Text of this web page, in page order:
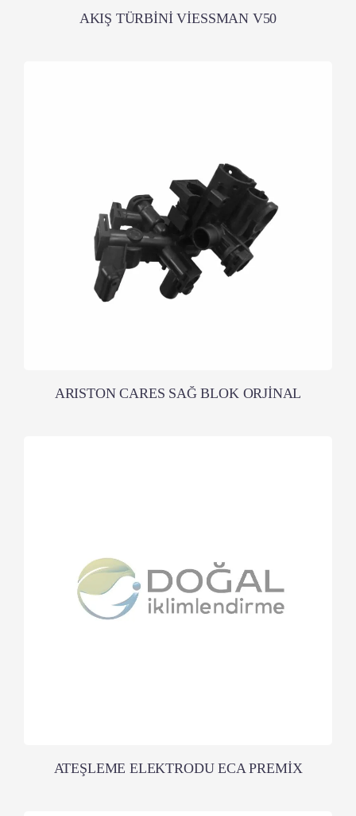
AKIŞ TÜRBİNİ VİESSMAN V50
ARISTON CARES SAĞ BLOK ORJİNAL
ATEŞLEME ELEKTRODU ECA PREMİX